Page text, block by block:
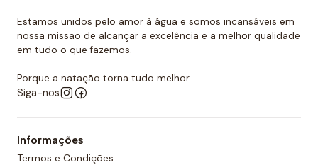
Estamos unidos pelo amor à água e somos incansáveis em
nossa missão de alcançar a excelência e a melhor qualidade
em tudo o que fazemos.
Porque a natação torna tudo melhor.
Siga-nos
Informações
Termos e Condições